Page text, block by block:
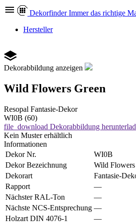
Dekorfinder Immer das richtige
Hersteller
Dekorabbildung anzeigen
Wild Flowers Green
Resopal Fantasie-Dekor
WI0B (60)
file_download Dekorabbildung
Kein Muster erhältlich
Informationen
Dekor Nr.
WI0B
Dekor Bezeichnung
Wild Flowers
Dekorart
Fantasie-
Rapport
—
Nächster RAL-Ton
—
Nächste NCS-Entsprechung —
Holzart DIN 4076-1
—